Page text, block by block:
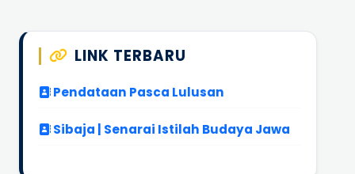
LINK TERBARU
Pendataan Pasca Lulusan
Sibaja | Senarai Istilah Budaya Jawa